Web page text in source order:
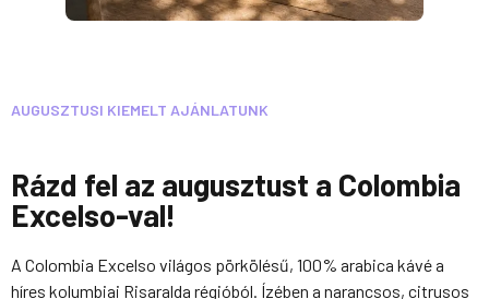
AUGUSZTUSI KIEMELT AJÁNLATUNK
Rázd fel az augusztust a Colombia
Excelso-val!
A Colombia Excelso világos pörkölésű, 100% arabica kávé a
híres kolumbiai Risaralda régióból. Ízében a narancsos, citrusos